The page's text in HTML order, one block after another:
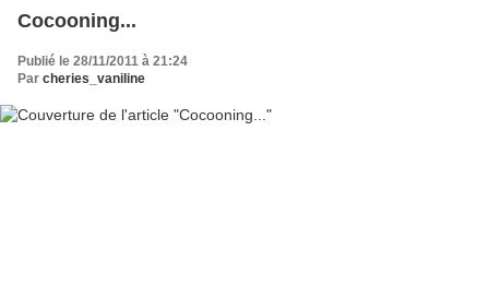
Cocooning...
Publié le 28/11/2011 à 21:24
Par cheries_vaniline